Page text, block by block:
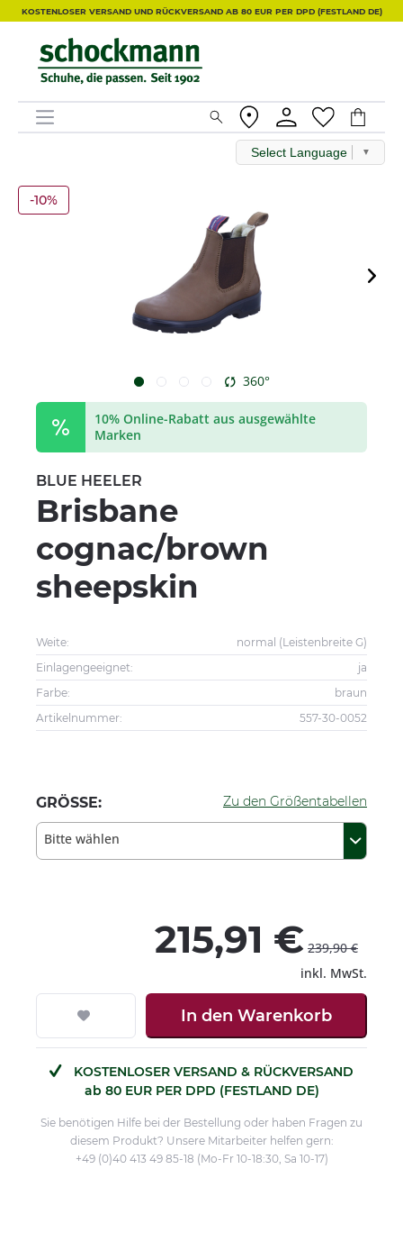
KOSTENLOSER VERSAND UND RÜCKVERSAND AB 80 EUR PER DPD (FESTLAND DE)
Select Language ▼
-10%
360°
10% Online-Rabatt aus ausgewählte
Marken
BLUE HEELER
Brisbane
cognac/brown
sheepskin
Weite:
normal (Leistenbreite G)
Einlagengeeignet:
ja
Farbe:
braun
Artikelnummer:
557-30-0052
GRÖSSE: Zu den Größentabellen
Bitte wählen
215,91 € 239,90 €
inkl. MwSt.
In den Warenkorb
KOSTENLOSER VERSAND & RÜCKVERSAND
ab 80 EUR PER DPD (FESTLAND DE)
Sie benötigen Hilfe bei der Bestellung oder haben Fragen zu
diesem Produkt? Unsere Mitarbeiter helfen gern:
+49 (0)40 413 49 85-18 (Mo-Fr 10-18:30, Sa 10-17)